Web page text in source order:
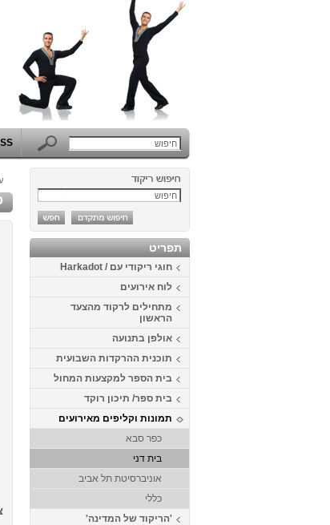
תפריט
חוגי ריקודי עם / Harkadot
לוח אירועים
מתחילים לרקוד מהצעד
הראשון
אולפן בתנועה
תוכנית ההרקדות השבועית
בית הספר למקצעות המחול
בית ספר/ תיכון רוקד
תמונות וקליפים מאירועים
כפר סבא
בית דני
אוניברסיטת תל אביב
כללי
'הריקוד של המדינה'